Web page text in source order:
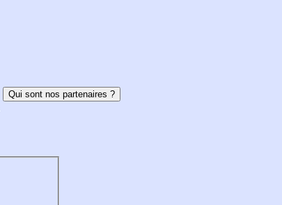
Qui sont nos partenaires ?